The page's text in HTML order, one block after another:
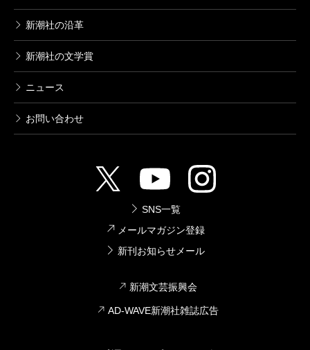
新潮社の沿革
新潮社の文学賞
ニュース
お問い合わせ
SNS一覧
メールマガジン登録
新刊お知らせメール
新潮文芸振興会
AD-WAVE新潮社雑誌広告